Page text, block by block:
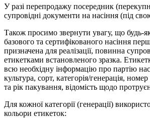
У разі перепродажу посередник
супровідні документи на насіння (під
Також просимо звернути увагу, що будь-
базового та сертифікованого насіння
призначена для реалізації, повинна
етикетками встановленого зразка.
всю необхідну інформацію про партію
культура, сорт, категорія/генерація, номер
та рік пакування, відомість щодо
Для кожної категорії (генерації)
кольори етикеток: